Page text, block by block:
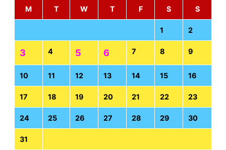
M
T W T F S S
1 2
3 4 5 6 7 8 9
10 11 12 13 14 15 16
17 18 19 20 21 22 23
24 25 26 27 28 29 30
31